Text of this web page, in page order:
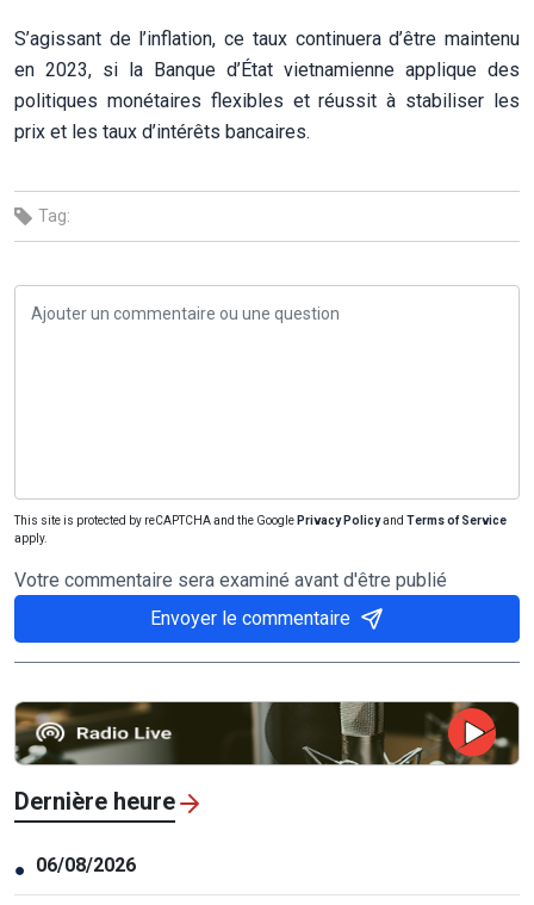
S’agissant de l’inflation, ce taux continuera d’être maintenu
en 2023, si la Banque d’État vietnamienne applique des
politiques monétaires flexibles et réussit à stabiliser les
prix et les taux d’intérêts bancaires.
Tag:
This site is protected by reCAPTCHA and the Google Privacy Policyand Terms of Service
apply.
Votre commentaire sera examiné avant d'être publié
Envoyer le commentaire
Dernière heure
● 06/08/2026